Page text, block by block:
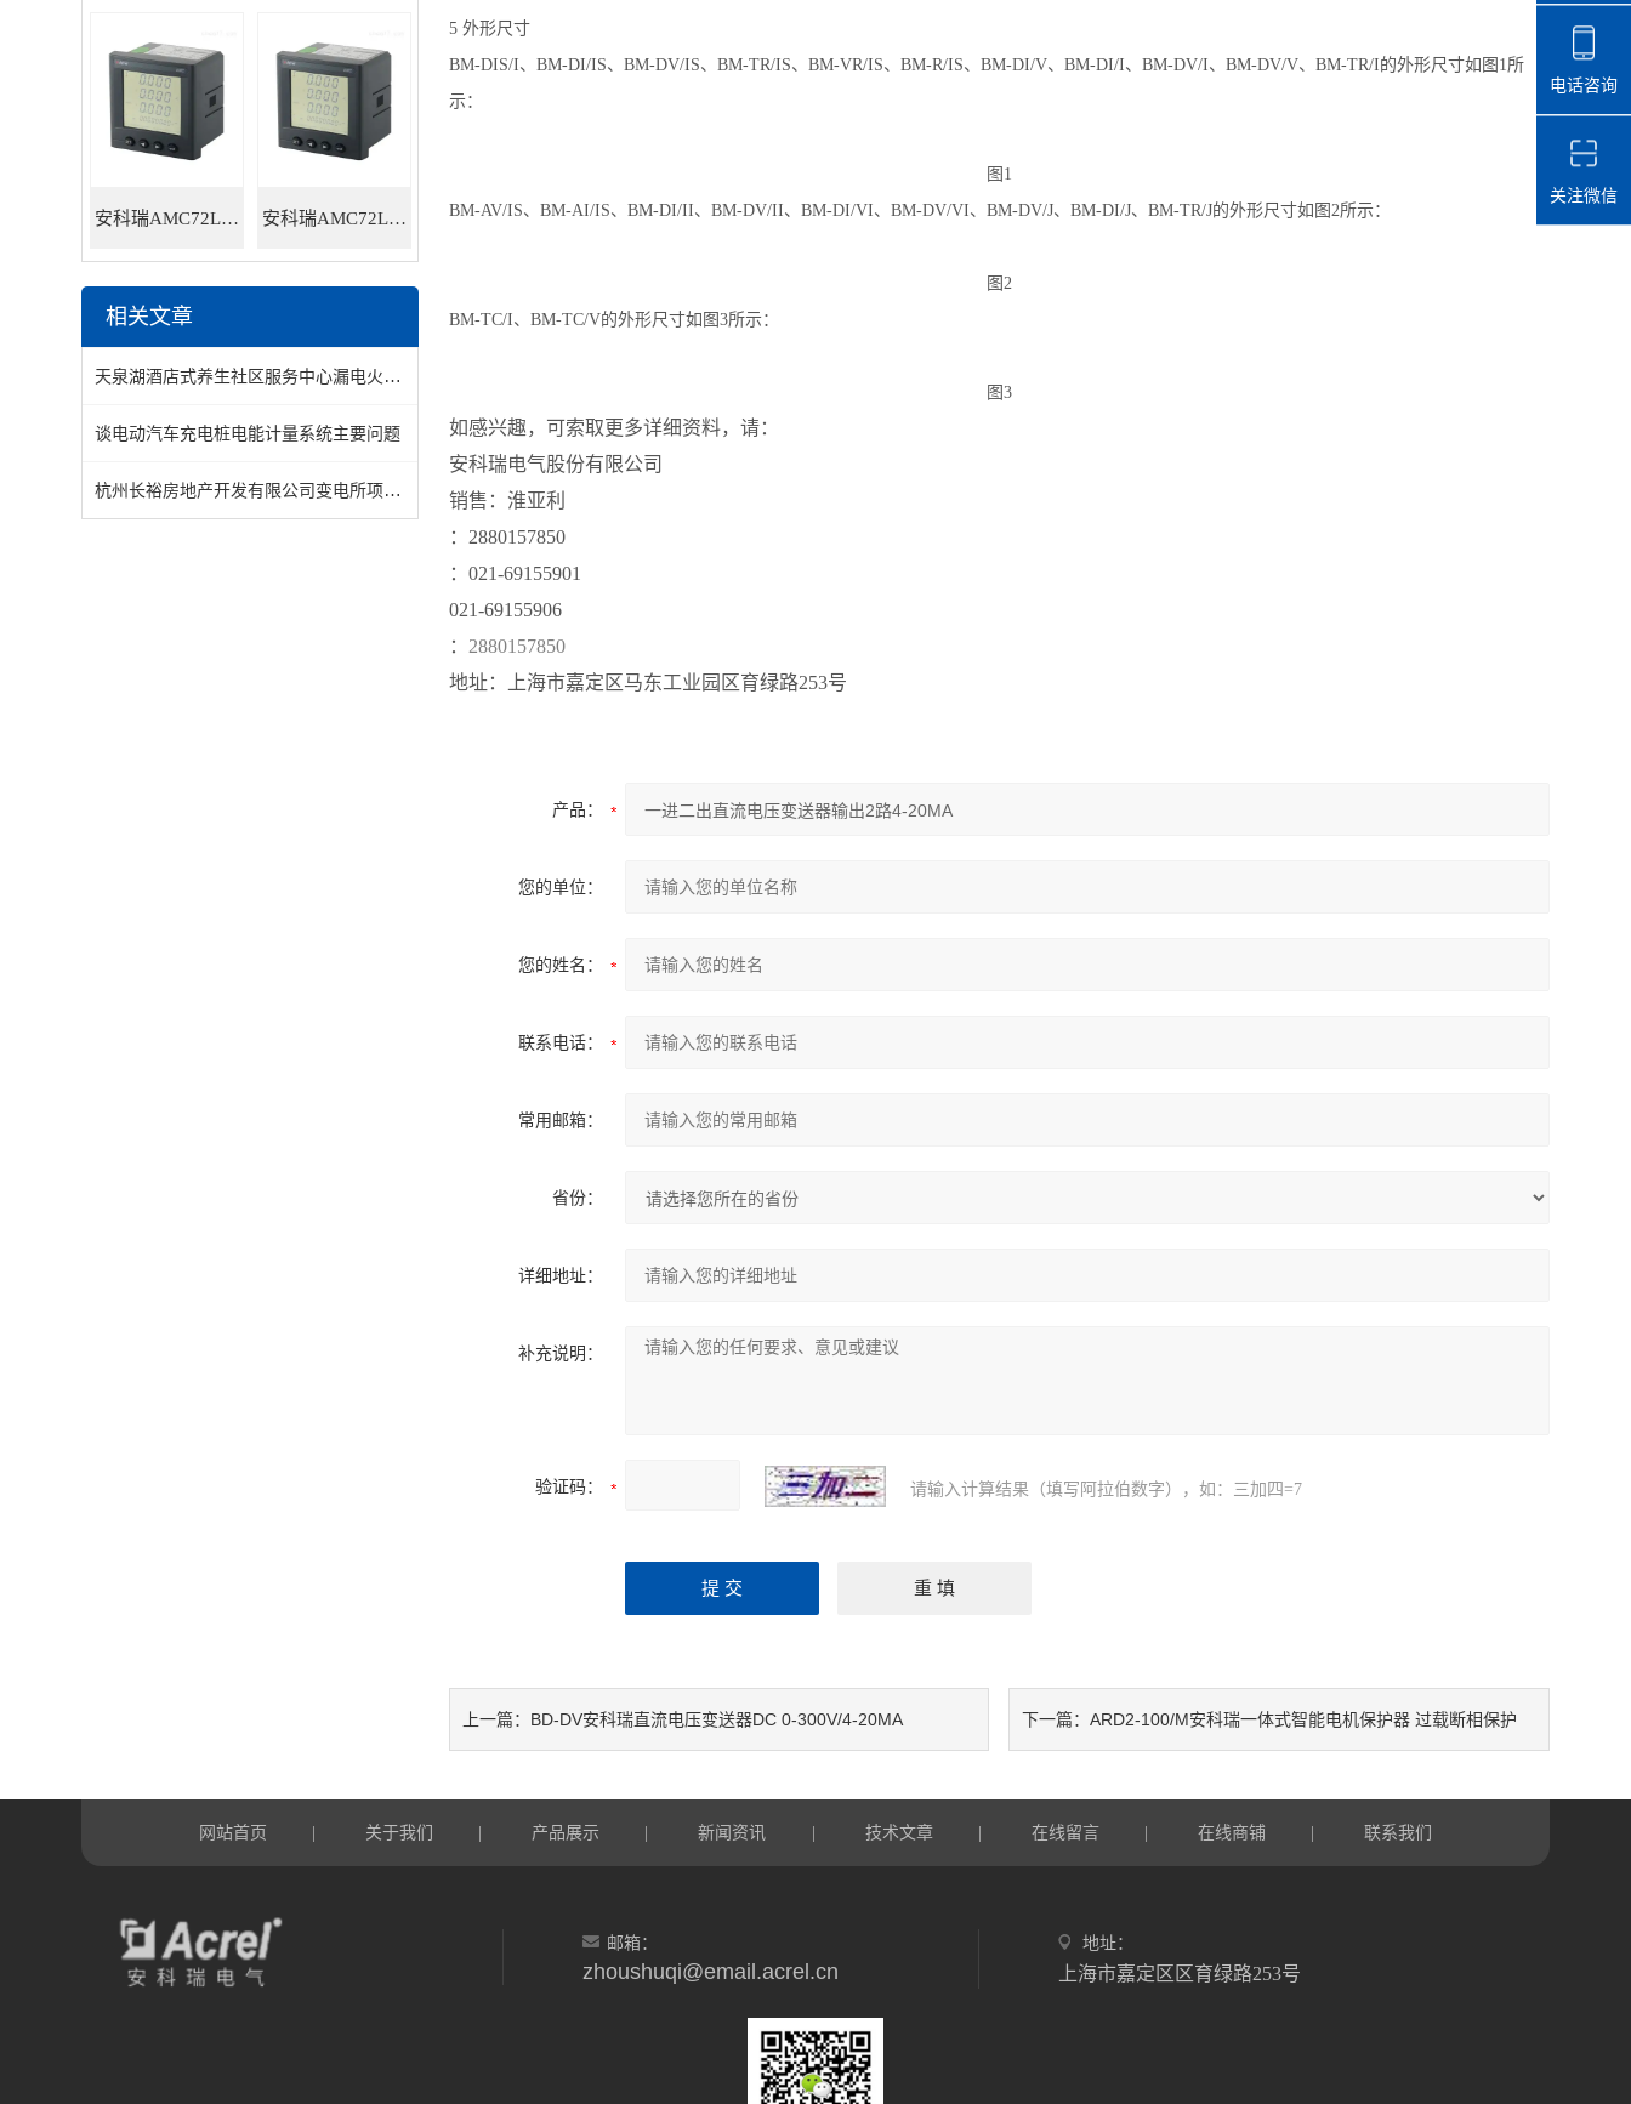
安科瑞AMC72L-E4/HKC智能电力仪表 安科瑞AMC72L-E4/KC三相多功能智能电力仪表
相关文章
天泉湖酒店式养生社区服务中心漏电火灾监控系统的设计与应用
谈电动汽车充电桩电能计量系统主要问题
杭州长裕房地产开发有限公司变电所项目电力监控系统的设计与应用
5 外形尺寸
BM-DIS/I、BM-DI/IS、BM-DV/IS、BM-TR/IS、BM-VR/IS、BM-R/IS、BM-DI/V、BM-DI/I、BM-DV/I、BM-DV/V、BM-TR/I的外形尺寸如图1所
示：
图1
BM-AV/IS、BM-AI/IS、BM-DI/II、BM-DV/II、BM-DI/VI、BM-DV/VI、BM-DV/J、BM-DI/J、BM-TR/J的外形尺寸如图2所示：
图2
BM-TC/I、BM-TC/V的外形尺寸如图3所示：
图3
如感兴趣，可索取更多详细资料，请：
安科瑞电气股份有限公司
销售： 淮亚利
： 2880157850
： 021-69155901
021-69155906
： 2880157850
地址：
上海市嘉定区马东工业园区育绿路253号
产品：
您的单位：
您的姓名：
联系电话：
常用邮箱：
省份：
详细地址：
补充说明：
验证码： 请输入计算结果（填写阿拉伯数字），如：三加四=7
上一篇： BD-DV安科瑞直流电压变送器DC 0-300V/4-20MA 下一篇：ARD2-100/M安科瑞一体式智能电机保护器 过载断相保护
网站首页 关于我们 产品展示 新闻资讯 技术文章 在线留言 在线商铺 联系我们
邮箱：
zhoushuqi@email.acrel.cn
地址：
上海市嘉定区区育绿路253号
电话咨询
关注微信